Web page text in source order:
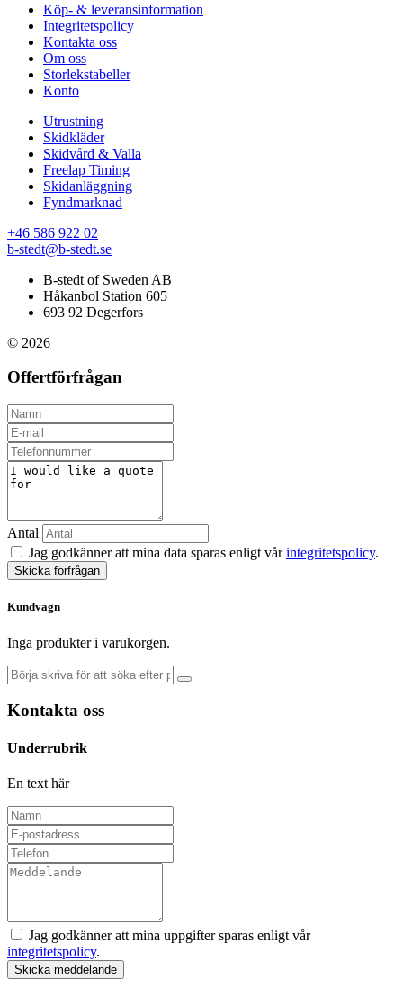
Köp- & leveransinformation
Integritetspolicy
Kontakta oss
Om oss
Storlekstabeller
Konto
Utrustning
Skidkläder
Skidvård & Valla
Freelap Timing
Skidanläggning
Fyndmarknad
+46 586 922 02
b-stedt@b-stedt.se
B-stedt of Sweden AB
Håkanbol Station 605
693 92 Degerfors
© 2026
Offertförfrågan
Antal
Jag godkänner att mina data sparas enligt vårintegritetspolicy.
Skicka förfrågan
Kundvagn
Inga produkter i varukorgen.
Kontakta oss
Underrubrik
En text här
Jag godkänner att mina uppgifter sparas enligt vår
integritetspolicy.
Skicka meddelande